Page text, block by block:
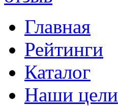
Главная
Рейтинги
Каталог
Наши цели